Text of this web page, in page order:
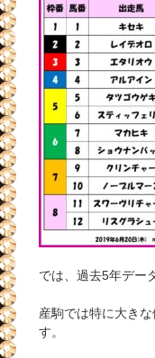
では、過去5年デー
産駒では特に大き
す。